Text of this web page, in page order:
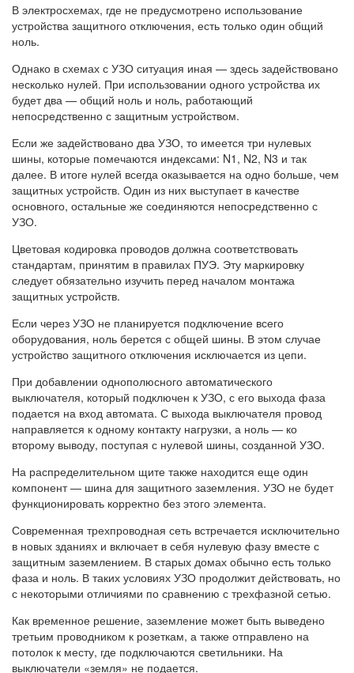
В электросхемах, где не предусмотрено использование
устройства защитного отключения, есть только один общий
ноль.
Однако в схемах с УЗО ситуация иная — здесь задействовано
несколько нулей. При использовании одного устройства их
будет два — общий ноль и ноль, работающий
непосредственно с защитным устройством.
Если же задействовано два УЗО, то имеется три нулевых
шины, которые помечаются индексами: N1, N2, N3 и так
далее. В итоге нулей всегда оказывается на одно больше, чем
защитных устройств. Один из них выступает в качестве
основного, остальные же соединяются непосредственно с
УЗО.
Цветовая кодировка проводов должна соответствовать
стандартам, принятим в правилах ПУЭ. Эту маркировку
следует обязательно изучить перед началом монтажа
защитных устройств.
Если через УЗО не планируется подключение всего
оборудования, ноль берется с общей шины. В этом случае
устройство защитного отключения исключается из цепи.
При добавлении однополюсного автоматического
выключателя, который подключен к УЗО, с его выхода фаза
подается на вход автомата. С выхода выключателя провод
направляется к одному контакту нагрузки, а ноль — ко
второму выводу, поступая с нулевой шины, созданной УЗО.
На распределительном щите также находится еще один
компонент — шина для защитного заземления. УЗО не будет
функционировать корректно без этого элемента.
Современная трехпроводная сеть встречается исключительно
в новых зданиях и включает в себя нулевую фазу вместе с
защитным заземлением. В старых домах обычно есть только
фаза и ноль. В таких условиях УЗО продолжит действовать, но
с некоторыми отличиями по сравнению с трехфазной сетью.
Как временное решение, заземление может быть выведено
третьим проводником к розеткам, а также отправлено на
потолок к месту, где подключаются светильники. На
выключатели «земля» не подается.